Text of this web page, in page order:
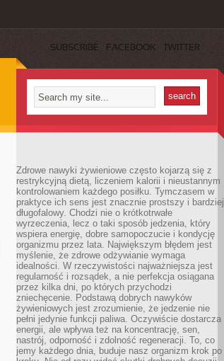
SUBSCRIBE FACEBOOK TWITTER
Zdrowe nawyki żywieniowe często kojarzą się z
restrykcyjną dietą, liczeniem kalorii i nieustannym
kontrolowaniem każdego posiłku. Tymczasem w
praktyce ich sens jest znacznie prostszy i bardziej
długofalowy. Chodzi nie o krótkotrwałe
wyrzeczenia, lecz o taki sposób jedzenia, który
wspiera energię, dobre samopoczucie i kondycję
organizmu przez lata. Największym błędem jest
myślenie, że zdrowe odżywianie wymaga
idealności. W rzeczywistości najważniejsza jest
regularność i rozsądek, a nie perfekcja osiągana
przez kilka dni, po których przychodzi
zniechęcenie. Podstawą dobrych nawyków
żywieniowych jest zrozumienie, że jedzenie nie
pełni jedynie funkcji paliwa. Oczywiście dostarcza
energii, ale wpływa też na koncentrację, sen,
nastrój, odporność i zdolność regeneracji. To, co
jemy każdego dnia, buduje nasz organizm krok po